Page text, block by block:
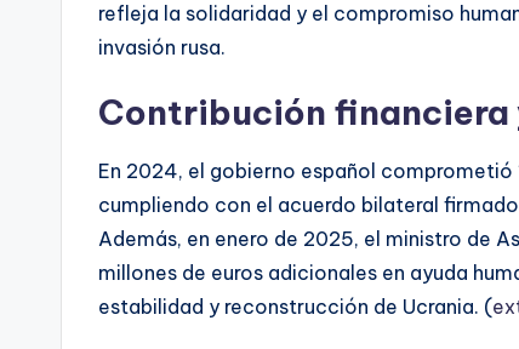
refleja la solidaridad y el compromiso
invasión rusa.
Contribución
En 2024, el gobierno español comprometió
cumpliendo con el acuerdo bilateral
Además, en enero de 2025, el ministro de
millones de euros adicionales en ayuda
estabilidad y reconstrucción de Ucrania. (